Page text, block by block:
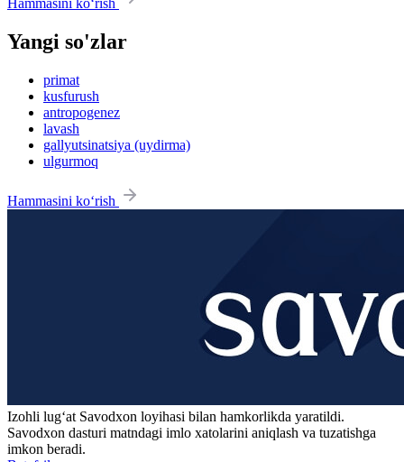
Hammasini ko‘rish
Yangi so'zlar
primat
kusfurush
antropogenez
lavash
gallyutsinatsiya (uydirma)
ulgurmoq
Hammasini ko‘rish
Izohli lugʻat Savodxon loyihasi bilan hamkorlikda yaratildi.
Savodxon dasturi matndagi imlo xatolarini aniqlash va tuzatishga
imkon beradi.